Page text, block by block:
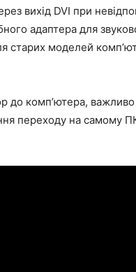
вихід DVI при
адаптера для
старих моделей
комп’ютера, важливо
переходу на самому